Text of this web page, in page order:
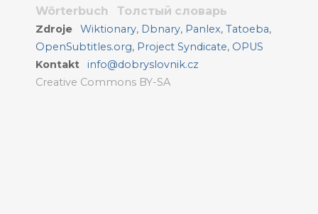
Wörterbuch
Толстый словарь
Zdroje Wiktionary, Dbnary, Panlex,Tatoeba,
OpenSubtitles.org, Project Syndicate, OPUS
Kontakt
info@dobryslovnik.cz
Creative Commons BY-SA